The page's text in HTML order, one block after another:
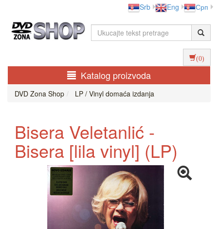
Srb Eng Срп
(0)
Katalog proizvoda
DVD Zona Shop LP / Vinyl domaća izdanja
Bisera Veletanlić -
Bisera [lila vinyl] (LP)